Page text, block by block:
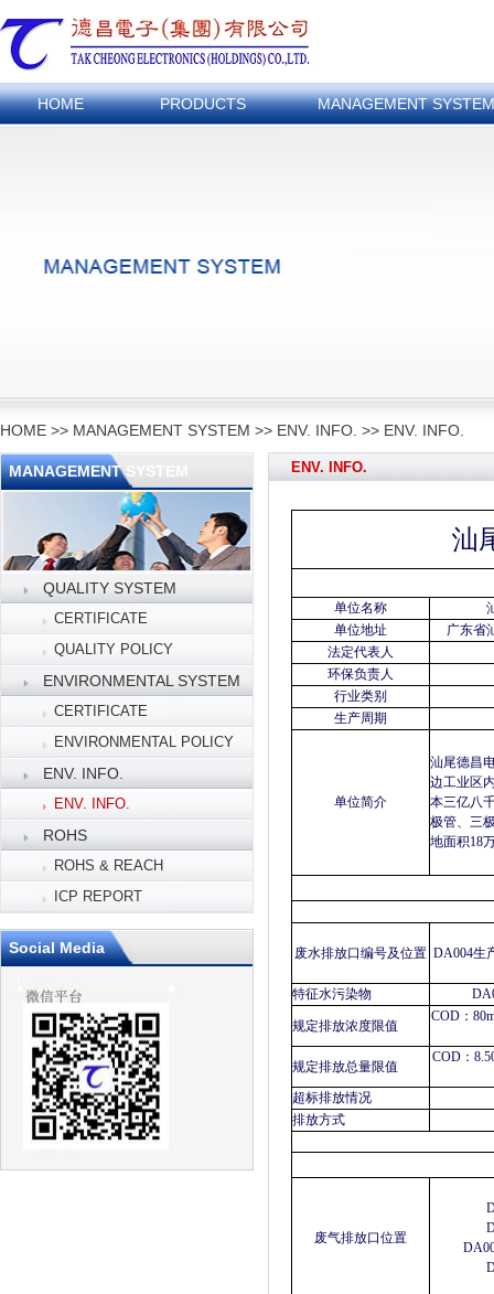
HOME PRODUCTS MANAGEMENT SYSTEM
HOME >> MANAGEMENT SYSTEM >> ENV. INFO. >> ENV. INFO.
MANAGEMENT SYSTEM
QUALITY SYSTEM
CERTIFICATE
QUALITY POLICY
ENVIRONMENTAL SYSTEM
CERTIFICATE
ENVIRONMENTAL POLICY
ENV. INFO.
ENV. INFO.
ROHS
ROHS & REACH
ICP REPORT
Social Media
ENV. INFO.
汕
单位名称
单位地址
广东省
法定代表人
环保负责人
行业类别
生产周期
单位简介
汕尾德昌
边工业区
本三亿八
极管、三
地面积18
废水排放口编号及位置 DA004生
特征水污染物
规定排放浓度限值
COD：
规定排放总量限值
COD：
超标排放情况
排放方式
废气排放口位置